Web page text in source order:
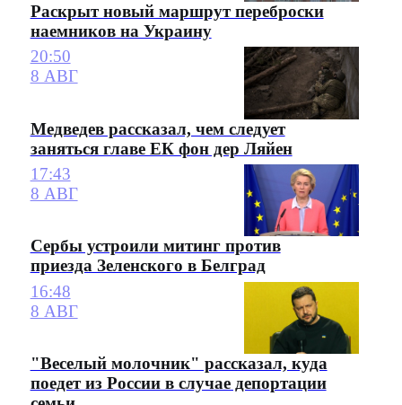
Раскрыт новый маршрут переброски
наемников на Украину
20:50
8 АВГ
Медведев рассказал, чем следует
заняться главе ЕК фон дер Ляйен
17:43
8 АВГ
Сербы устроили митинг против
приезда Зеленского в Белград
16:48
8 АВГ
"Веселый молочник" рассказал, куда
поедет из России в случае депортации